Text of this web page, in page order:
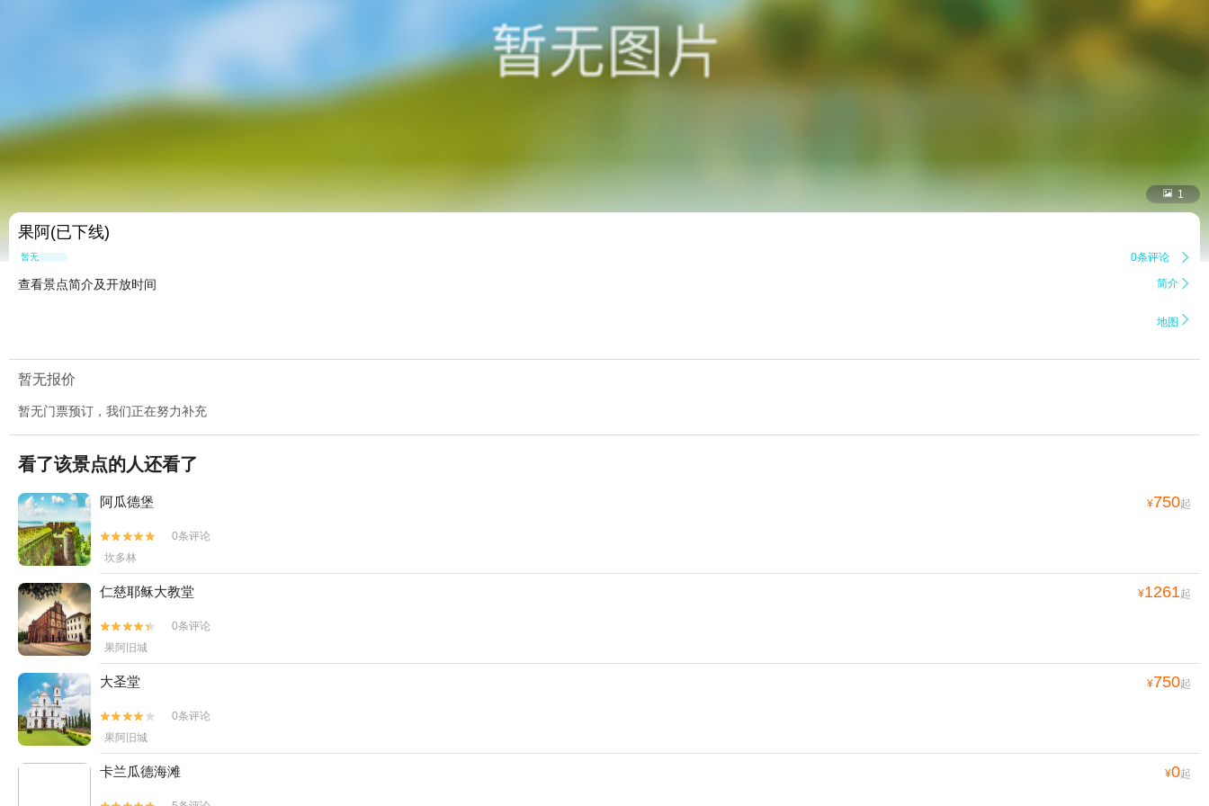
 1
果阿(已下线)
暂无点评 0条评论 
查看景点简介及开放时间 简介 
地图 
暂无报价
暂无门票预订，我们正在努力补充
看了该景点的人还看了
阿瓜德堡 ¥750起


0条评论
坎多林
仁慈耶稣大教堂 ¥1261起


0条评论
果阿旧城
大圣堂 ¥750起


0条评论
果阿旧城
卡兰瓜德海滩 ¥0起